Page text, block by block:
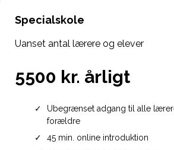
Specialskole
Uanset antal lærere og elever
5500 kr. årligt
Ubegrænset adgang til alle
forældre
45 min. online introduktion